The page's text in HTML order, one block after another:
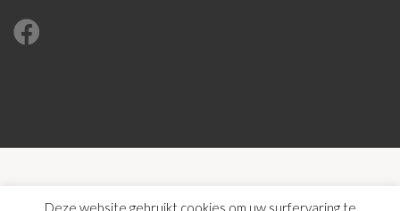
Deze website gebruikt cookies om uw surfervaring te